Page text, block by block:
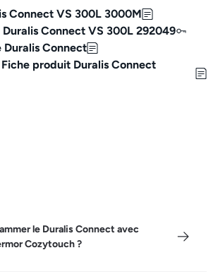
Connect VS 300L 3000M
Connect VS 300L 292049
Connect
produit Duralis Connect
le Duralis Connect avec
Cozytouch ?